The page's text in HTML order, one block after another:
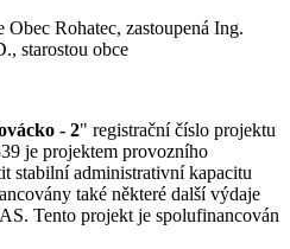
Obec Rohatec, zastoupená Ing.
starostou obce
- 2" registrační číslo projektu
je projektem provozního
stabilní administrativní kapacitu
také některé další výdaje
Tento projekt je spolufinancován